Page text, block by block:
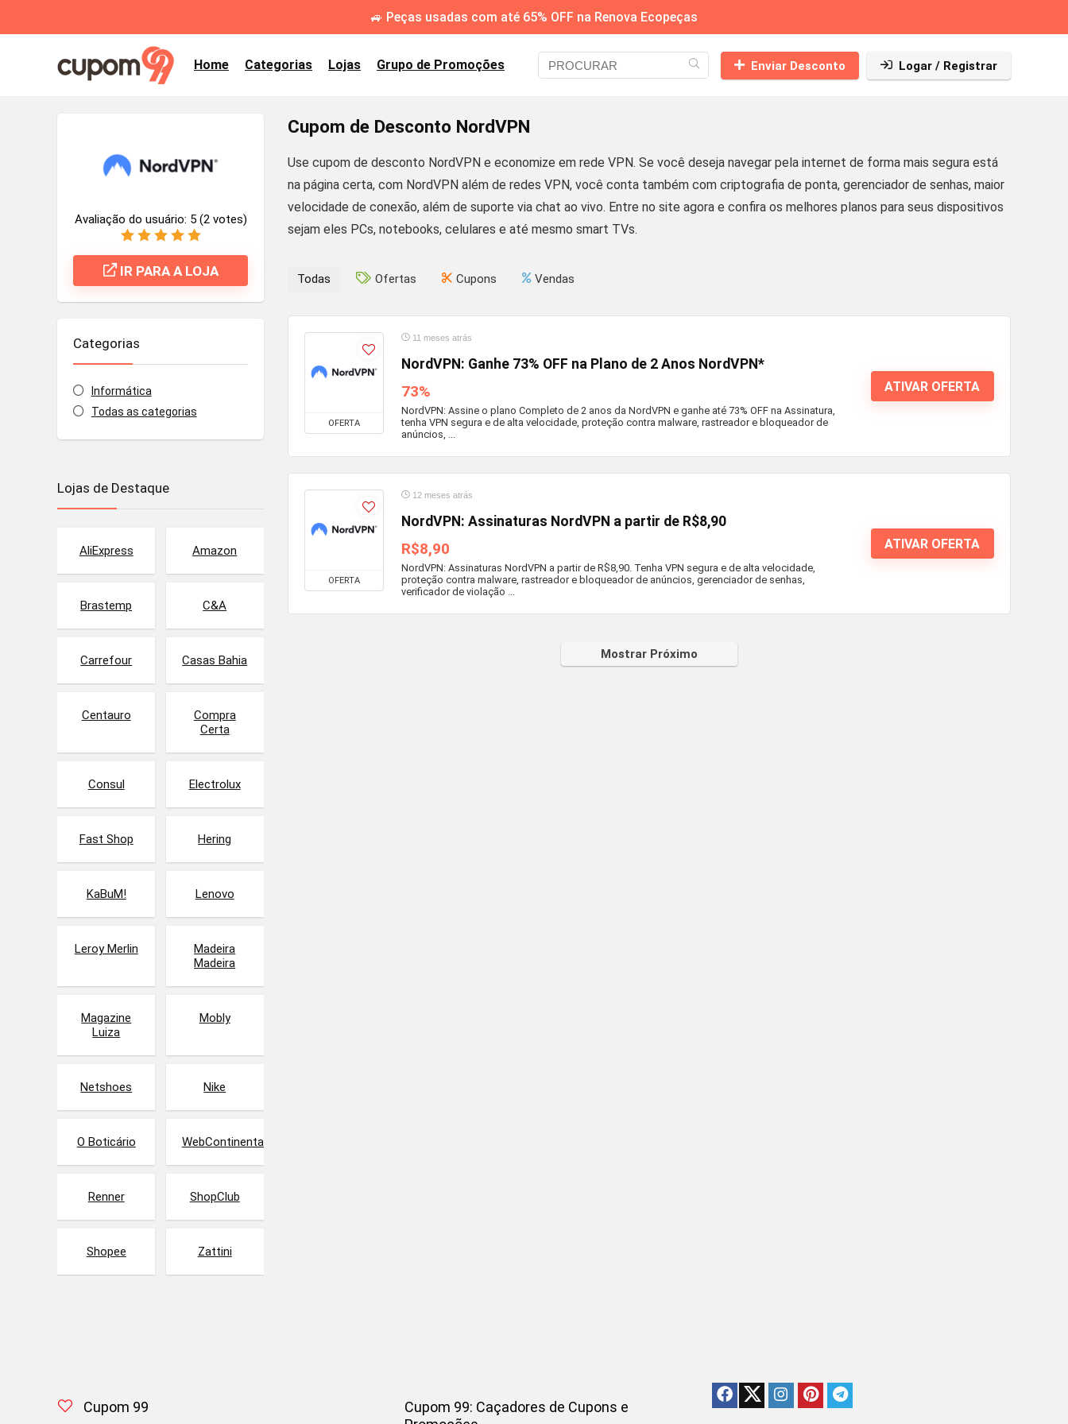
🚙 Peças usadas com até 65% OFF na Renova Ecopeças
Home Categorias Lojas Grupo de Promoções Enviar Desconto Logar / Registrar
Cupom de Desconto NordVPN
Use cupom de desconto NordVPN e economize em rede VPN. Se você deseja navegar pela internet de forma mais segura está
na página certa, com NordVPN além de redes VPN, você conta também com criptografia de ponta, gerenciador de senhas, maior
velocidade de conexão, além de suporte via chat ao vivo. Entre no site agora e confira os melhores planos para seus dispositivos
sejam eles PCs, notebooks, celulares e até mesmo smart TVs.
Avaliação do usuário: 5 (2votes)
IR PARA A LOJA
Categorias
Informática
Todas as categorias
Todas Ofertas Cupons Vendas
OFERTA
11 meses atrás
NordVPN: Ganhe 73% OFF na Plano de 2 Anos NordVPN*
73%
NordVPN: Assine o plano Completo de 2 anos da NordVPN e ganhe até 73% OFF na Assinatura,
tenha VPN segura e de alta velocidade, proteção contra malware, rastreador e bloqueador de
anúncios, ...
ATIVAR OFERTA
OFERTA
12 meses atrás
NordVPN: Assinaturas NordVPN a partir de R$8,90
R$8,90
NordVPN: Assinaturas NordVPN a partir de R$8,90. Tenha VPN segura e de alta velocidade,
proteção contra malware, rastreador e bloqueador de anúncios, gerenciador de senhas,
verificador de violação ...
ATIVAR OFERTA
Mostrar Próximo
Lojas de Destaque
AliExpress Amazon
Brastemp C&A
Carrefour Casas Bahia
Centauro
Compra
Certa
Consul Electrolux
Fast Shop Hering
KaBuM! Lenovo
Leroy Merlin
Madeira
Madeira
Magazine
Luiza
Mobly
Netshoes Nike
O Boticário WebContinental
Renner ShopClub
Shopee Zattini
Cupom 99
Cupom 99: Caçadores de Cupons e